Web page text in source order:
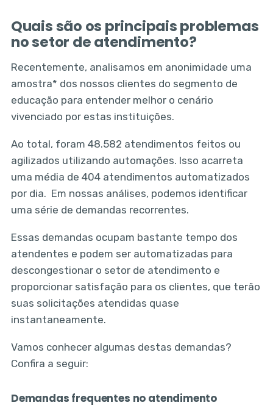
Quais são os principais problemas
no setor de atendimento?
Recentemente, analisamos em anonimidade uma
amostra* dos nossos clientes do segmento de
educação para entender melhor o cenário
vivenciado por estas instituições.
Ao total, foram 48.582 atendimentos feitos ou
agilizados utilizando automações. Isso acarreta
uma média de 404 atendimentos automatizados
por dia. Em nossas análises, podemos identificar
uma série de demandas recorrentes.
Essas demandas ocupam bastante tempo dos
atendentes e podem ser automatizadas para
descongestionar o setor de atendimento e
proporcionar satisfação para os clientes, que terão
suas solicitações atendidas quase
instantaneamente.
Vamos conhecer algumas destas demandas?
Confira a seguir:
Demandas frequentes no atendimento